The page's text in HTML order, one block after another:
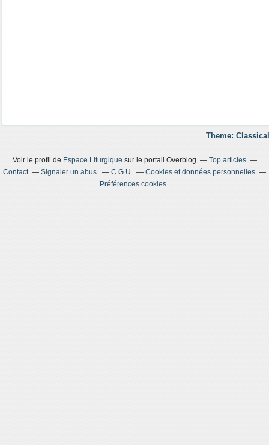
Theme:
Voir le profil de Espace Liturgiquesur le portail Overblog
Top articles
Contact
Signaler un abus C.G.U.
Cookies et données personnelles
Préférences cookies